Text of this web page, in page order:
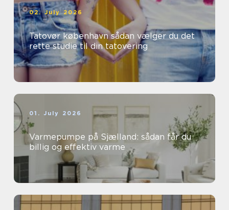
02. July 2026
Tatovør københavn sådan vælger du det
rette studie til din tatovering
01. July 2026
Varmepumpe på Sjælland: sådan får du
billig og effektiv varme